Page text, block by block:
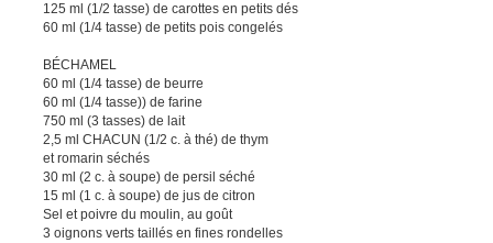
125 ml (1/2 tasse) de carottes en petits dés
60 ml (1/4 tasse) de petits pois congelés
BÉCHAMEL
60 ml (1/4 tasse) de beurre
60 ml (1/4 tasse)) de farine
750 ml (3 tasses) de lait
2,5 ml CHACUN (1/2 c. à thé) de thym
et romarin séchés
30 ml (2 c. à soupe) de persil séché
15 ml (1 c. à soupe) de jus de citron
Sel et poivre du moulin, au goût
3 oignons verts taillés en fines rondelles